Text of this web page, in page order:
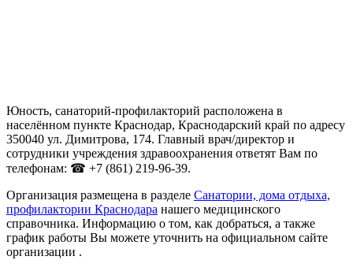
Юность, санаторий-профилакторий расположена в
населённом пункте Краснодар, Краснодарский край по адресу
350040 ул. Димитрова, 174. Главный врач/директор и
сотрудники учреждения здравоохранения ответят Вам по
телефонам: ☎ +7 (861) 219-96-39.
Организация размещена в разделе Санатории, дома отдыха,
профилактории Краснодара нашего медицинского
справочника. Информацию о том, как добраться, а также
график работы Вы можете уточнить на официальном сайте
организации .